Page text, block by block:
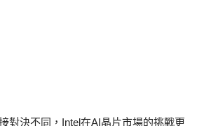
對決不同，Intel在AI晶片市場的挑戰更